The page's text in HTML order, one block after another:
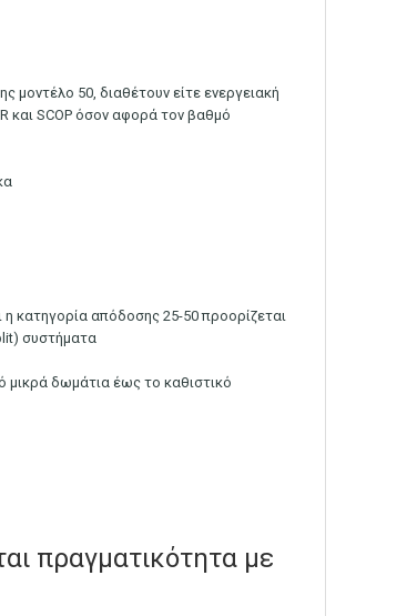
50, διαθέτουν είτε ενεργειακή
και SCOP όσον αφορά τον βαθμό
κατηγορία απόδοσης 25-50 προορίζεται
συστήματα
μικρά δωμάτια έως το καθιστικό
πραγματικότητα με